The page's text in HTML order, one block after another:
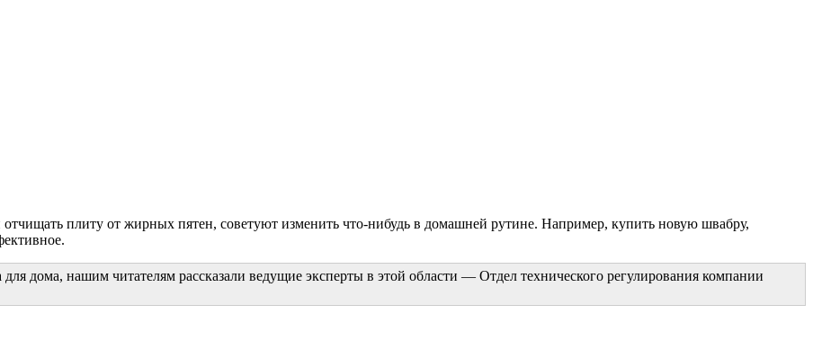
плиту от жирных пятен, советуют изменить что-нибудь в домашней рутине. Например, купить новую швабру,
дома, нашим читателям рассказали ведущие эксперты в этой области — Отдел технического регулирования компании